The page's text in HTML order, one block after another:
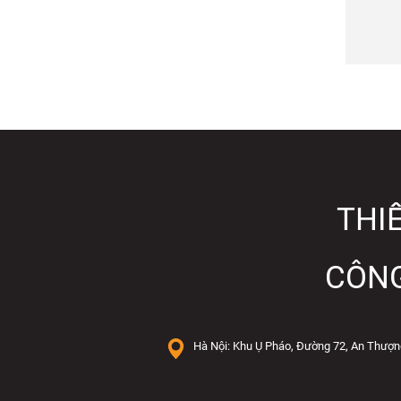
Zalo:
Hà Nội: Khu Ụ Pháo, Đường 72, An